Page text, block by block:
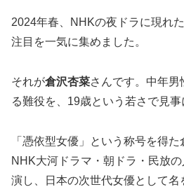
2024年春、NHKの夜ドラに現れ
注目を一気に集めました。
それが倉沢杏菜さんです。中年
る難役を、19歳という若さで見事
「憑依型女優」という称号を得
NHK大河ドラマ・朝ドラ・民放
演し、日本の次世代女優として名